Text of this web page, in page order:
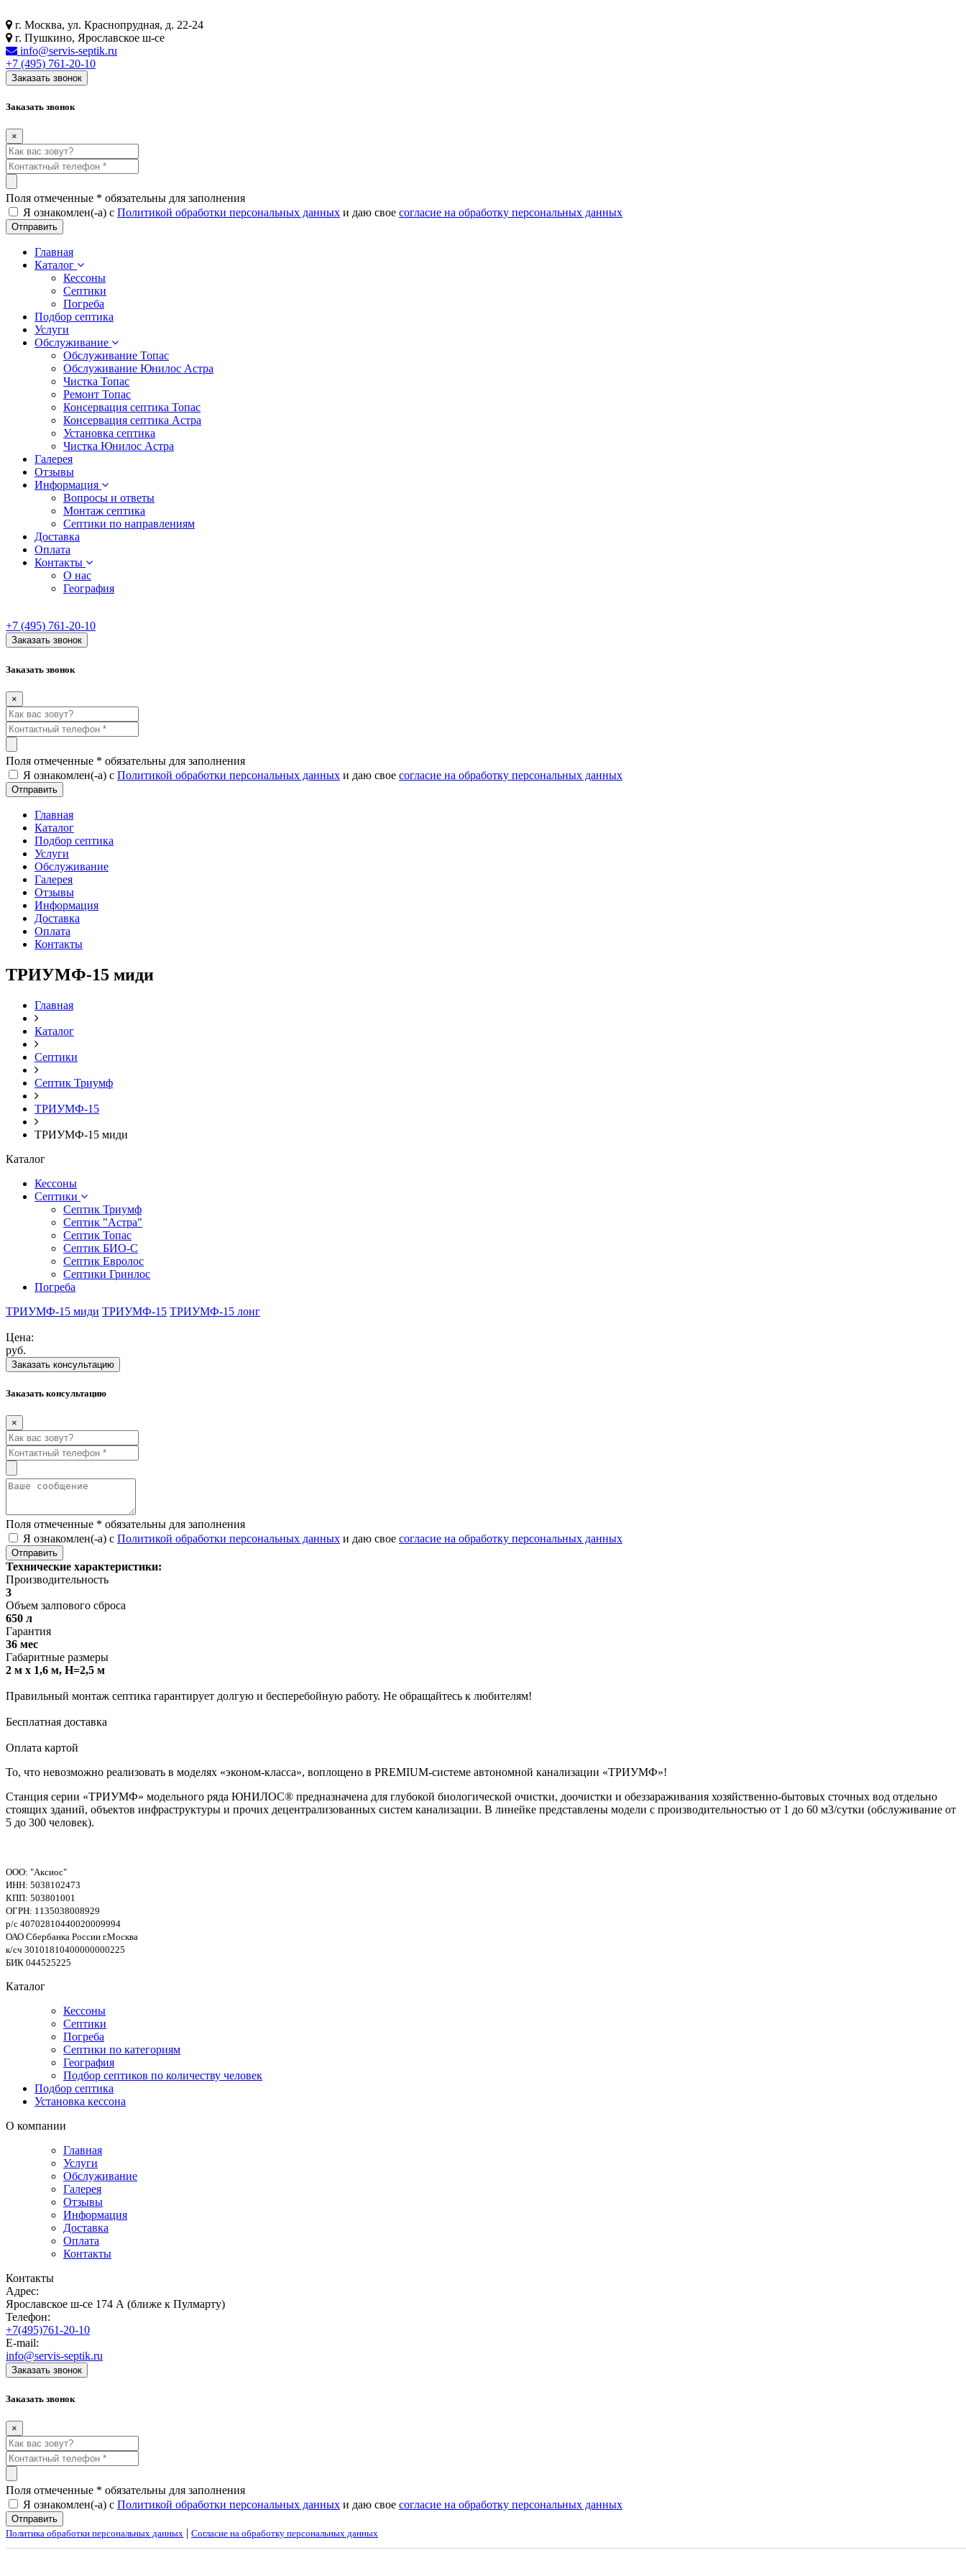
г. Москва, ул. Краснопрудная, д. 22-24
г. Пушкино, Ярославское ш-се
info@servis-septik.ru
+7 (495) 761-20-10
Заказать звонок
Заказать звонок
×
Поля отмеченные * обязательны для заполнения
Я ознакомлен(-а) с Политикой обработки персональных данных и даю свое согласие на обработку персональных данных
Главная
Каталог
Кессоны
Септики
Погреба
Подбор септика
Услуги
Обслуживание
Обслуживание Топас
Обслуживание Юнилос Астра
Чистка Топас
Ремонт Топас
Консервация септика Топас
Консервация септика Астра
Установка септика
Чистка Юнилос Астра
Галерея
Отзывы
Информация
Вопросы и ответы
Монтаж септика
Септики по направлениям
Доставка
Оплата
Контакты
О нас
География
+7 (495) 761-20-10
Заказать звонок
Заказать звонок
×
Поля отмеченные * обязательны для заполнения
Я ознакомлен(-а) с Политикой обработки персональных данных и даю свое согласие на обработку персональных данных
Главная
Каталог
Подбор септика
Услуги
Обслуживание
Галерея
Отзывы
Информация
Доставка
Оплата
Контакты
ТРИУМФ-15 миди
Главная
Каталог
Септики
Септик Триумф
ТРИУМФ-15
ТРИУМФ-15 миди
Каталог
Кессоны
Септики
Септик Триумф
Септик "Астра"
Септик Топас
Септик БИО-С
Септик Евролос
Септики Гринлос
Погреба
ТРИУМФ-15 миди ТРИУМФ-15 ТРИУМФ-15 лонг
Цена:
руб.
Заказать консультацию
Заказать консультацию
×
Поля отмеченные * обязательны для заполнения
Я ознакомлен(-а) с Политикой обработки персональных данных и даю свое согласие на обработку персональных данных
Технические характеристики:
Производительность
3
Объем залпового сброса
650 л
Гарантия
36 мес
Габаритные размеры
2 м х 1,6 м, H=2,5 м
Правильный монтаж септика гарантирует долгую и бесперебойную работу. Не обращайтесь к любителям!
Бесплатная доставка
Оплата картой
То, что невозможно реализовать в моделях «эконом-класса», воплощено в PREMIUM-системе автономной канализации «ТРИУМФ»!
Станция серии «ТРИУМФ» модельного ряда ЮНИЛОС® предназначена для глубокой биологической очистки, доочистки и обеззараживания хозяйственно-бытовых сточных вод отдельно
стоящих зданий, объектов инфраструктуры и прочих децентрализованных систем канализации. В линейке представлены модели с производительностью от 1 до 60 м3/сутки (обслуживание от
5 до 300 человек).
ООО: "Аксиос"
ИНН: 5038102473
КПП: 503801001
ОГРН: 1135038008929
р/с 40702810440020009994
ОАО Сбербанка России г.Москва
к/сч 30101810400000000225
БИК 044525225
Каталог
Кессоны
Септики
Погреба
Септики по категориям
География
Подбор септиков по количеству человек
Подбор септика
Установка кессона
О компании
Главная
Услуги
Обслуживание
Галерея
Отзывы
Информация
Доставка
Оплата
Контакты
Контакты
Адрес:
Ярославское ш-се 174 А (ближе к Пулмарту)
Телефон:
+7(495)761-20-10
E-mail:
info@servis-septik.ru
Заказать звонок
Заказать звонок
×
Поля отмеченные * обязательны для заполнения
Я ознакомлен(-а) с Политикой обработки персональных данных и даю свое согласие на обработку персональных данных
Политика обработки персональных данных | Согласие на обработку персональных данных